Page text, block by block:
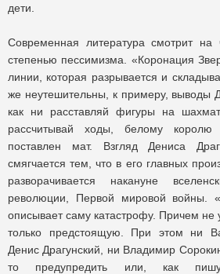
дети.
Современная литература смотрит на
степенью пессимизма. «Коронация
линии, которая разрывается и
же неутешительны, к примеру, выводы
как ни расставляй фигуры на
рассчитывай ходы, белому
поставлен мат. Взгляд Дениса
смягчается тем, что в его главных
разворачивается накануне
революции, Первой мировой войны.
описывает саму катастрофу. Причем не
только предстоящую. При этом ни
Денис Драгунский, ни Владимир
то предупредить или, как